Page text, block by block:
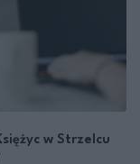
w Strzelcu